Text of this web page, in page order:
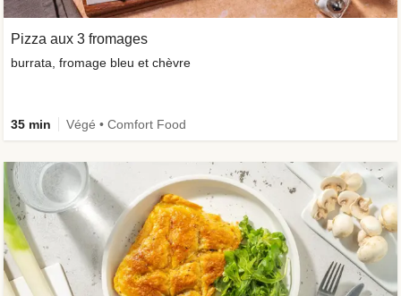
Pizza aux 3 fromages
burrata, fromage bleu et chèvre
35 min Végé • Comfort Food